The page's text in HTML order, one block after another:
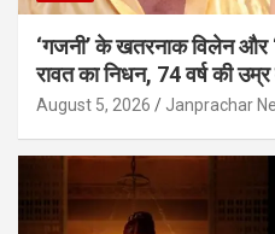
‘गजनी’ के खतरनाक विलेन और
रावत का निधन, 74 वर्ष की
August 5, 2026 Janprachar